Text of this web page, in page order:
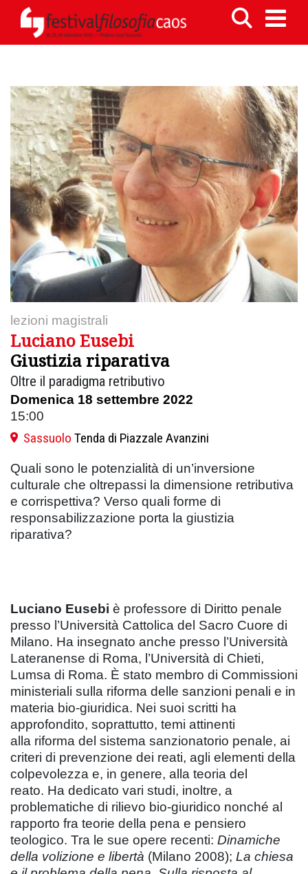
lezioni magistrali
Luciano Eusebi
Giustizia riparativa
Oltre il paradigma retributivo
Domenica 18 settembre 2022
15:00
Sassuolo Tenda di Piazzale Avanzini
Quali sono le potenzialità di un’inversione
culturale che oltrepassi la dimensione retributiva
e corrispettiva? Verso quali forme di
responsabilizzazione porta la giustizia
riparativa?
Luciano Eusebi è professore di Diritto penale
presso l’Università Cattolica del Sacro Cuore di
Milano. Ha insegnato anche presso l’Università
Lateranense di Roma, l’Università di Chieti,
Lumsa di Roma. È stato membro di Commissioni
ministeriali sulla riforma delle sanzioni penali e in
materia bio-giuridica. Nei suoi scritti ha
approfondito, soprattutto, temi attinenti
alla riforma del sistema sanzionatorio penale, ai
criteri di prevenzione dei reati, agli elementi della
colpevolezza e, in genere, alla teoria del
reato. Ha dedicato vari studi, inoltre, a
problematiche di rilievo bio-giuridico nonché al
rapporto fra teorie della pena e pensiero
teologico. Tra le sue opere recenti: Dinamiche
della volizione e libertà (Milano 2008); La chiesa